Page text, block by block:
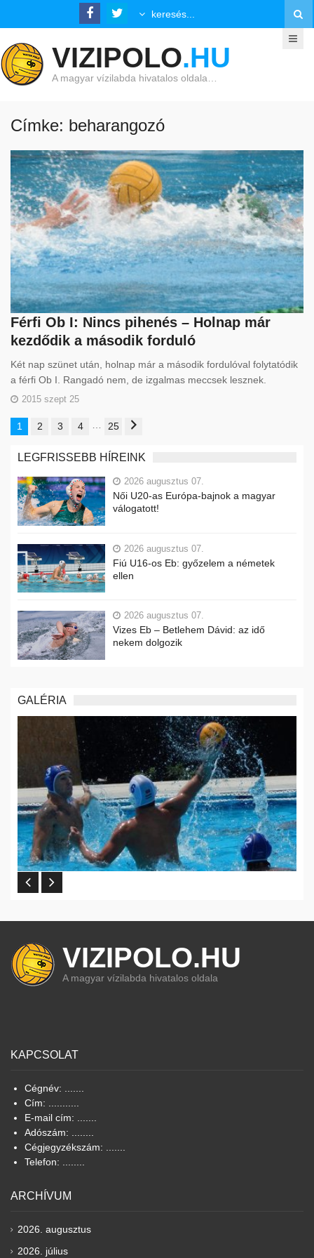
VIZIPOLO.HU
A magyar vízilabda hivatalos oldala…
Címke: beharangozó
Férfi Ob I: Nincs pihenés – Holnap már
kezdődik a második forduló
Két nap szünet után, holnap már a második fordulóval folytatódik
a férfi Ob I. Rangadó nem, de izgalmas meccsek lesznek.
2015 szept 25
1 2 3 4 … 25
LEGFRISSEBB HÍREINK
2026 augusztus 07.
Női U20-as Európa-bajnok a magyar
válogatott!
2026 augusztus 07.
Fiú U16-os Eb: győzelem a németek
ellen
2026 augusztus 07.
Vizes Eb – Betlehem Dávid: az idő
nekem dolgozik
GALÉRIA
VIZIPOLO.HU
A magyar vízilabda hivatalos oldala
KAPCSOLAT
Cégnév: .......
Cím: ...........
E-mail cím: .......
Adószám: ........
Cégjegyzékszám: .......
Telefon: ........
ARCHÍVUM
2026. augusztus
2026. július